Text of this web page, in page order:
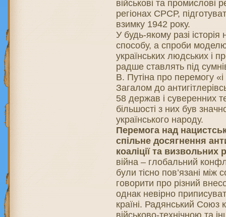
військові та промислові
регіонах СРСР,
взимку 1942 року.
У будь-якому разі
способу, а спроби
українських людських і
радше ставлять під
В. Путіна про перемогу
Загалом до
58 держав і суверенних
більшості з них був
українського народу.
Перемога над
спільне досягнення
коаліції та визвольних
війна – глобальний
були тісно пов’язані
говорити про різний
однак невірно
країні. Радянський Союз
військово-технічною та